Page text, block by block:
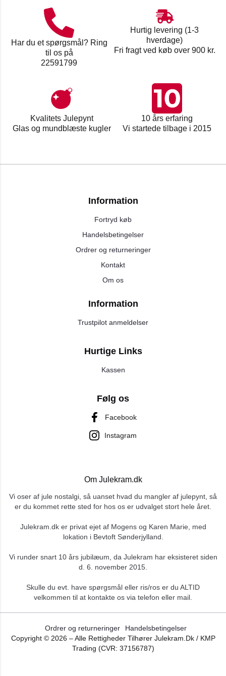
Har du et spørgsmål? Ring
til os på
22591799
Hurtig levering (1-3
hverdage)
Fri fragt ved køb over 900 kr.
Kvalitets Julepynt
Glas og mundblæste kugler
10 års erfaring
Vi startede tilbage i 2015
Om Julekram.dk
Vi oser af jule nostalgi, så uanset hvad du mangler af julepynt, så
er du kommet rette sted for hos os er udvalget stort hele året.
Julekram.dk er privat ejet af Mogens og Karen Marie, med
lokation i Bevtoft Sønderjylland.
Vi runder snart 10 års jubilæum, da Julekram har eksisteret siden
d. 6. november 2015.
Skulle du evt. have spørgsmål eller ris/ros er du ALTID
velkommen til at kontakte os via telefon eller mail.
Information
Fortryd køb
Handelsbetingelser
Ordrer og returneringer
Kontakt
Om os
Information
Trustpilot anmeldelser
Hurtige Links
Kassen
Følg os
Facebook
Instagram
Copyright © 2026– Alle Rettigheder Tilhører Julekram.dk / KMP
Trading (CVR: 37156787)
Ordrer og returneringer Handelsbetingelser